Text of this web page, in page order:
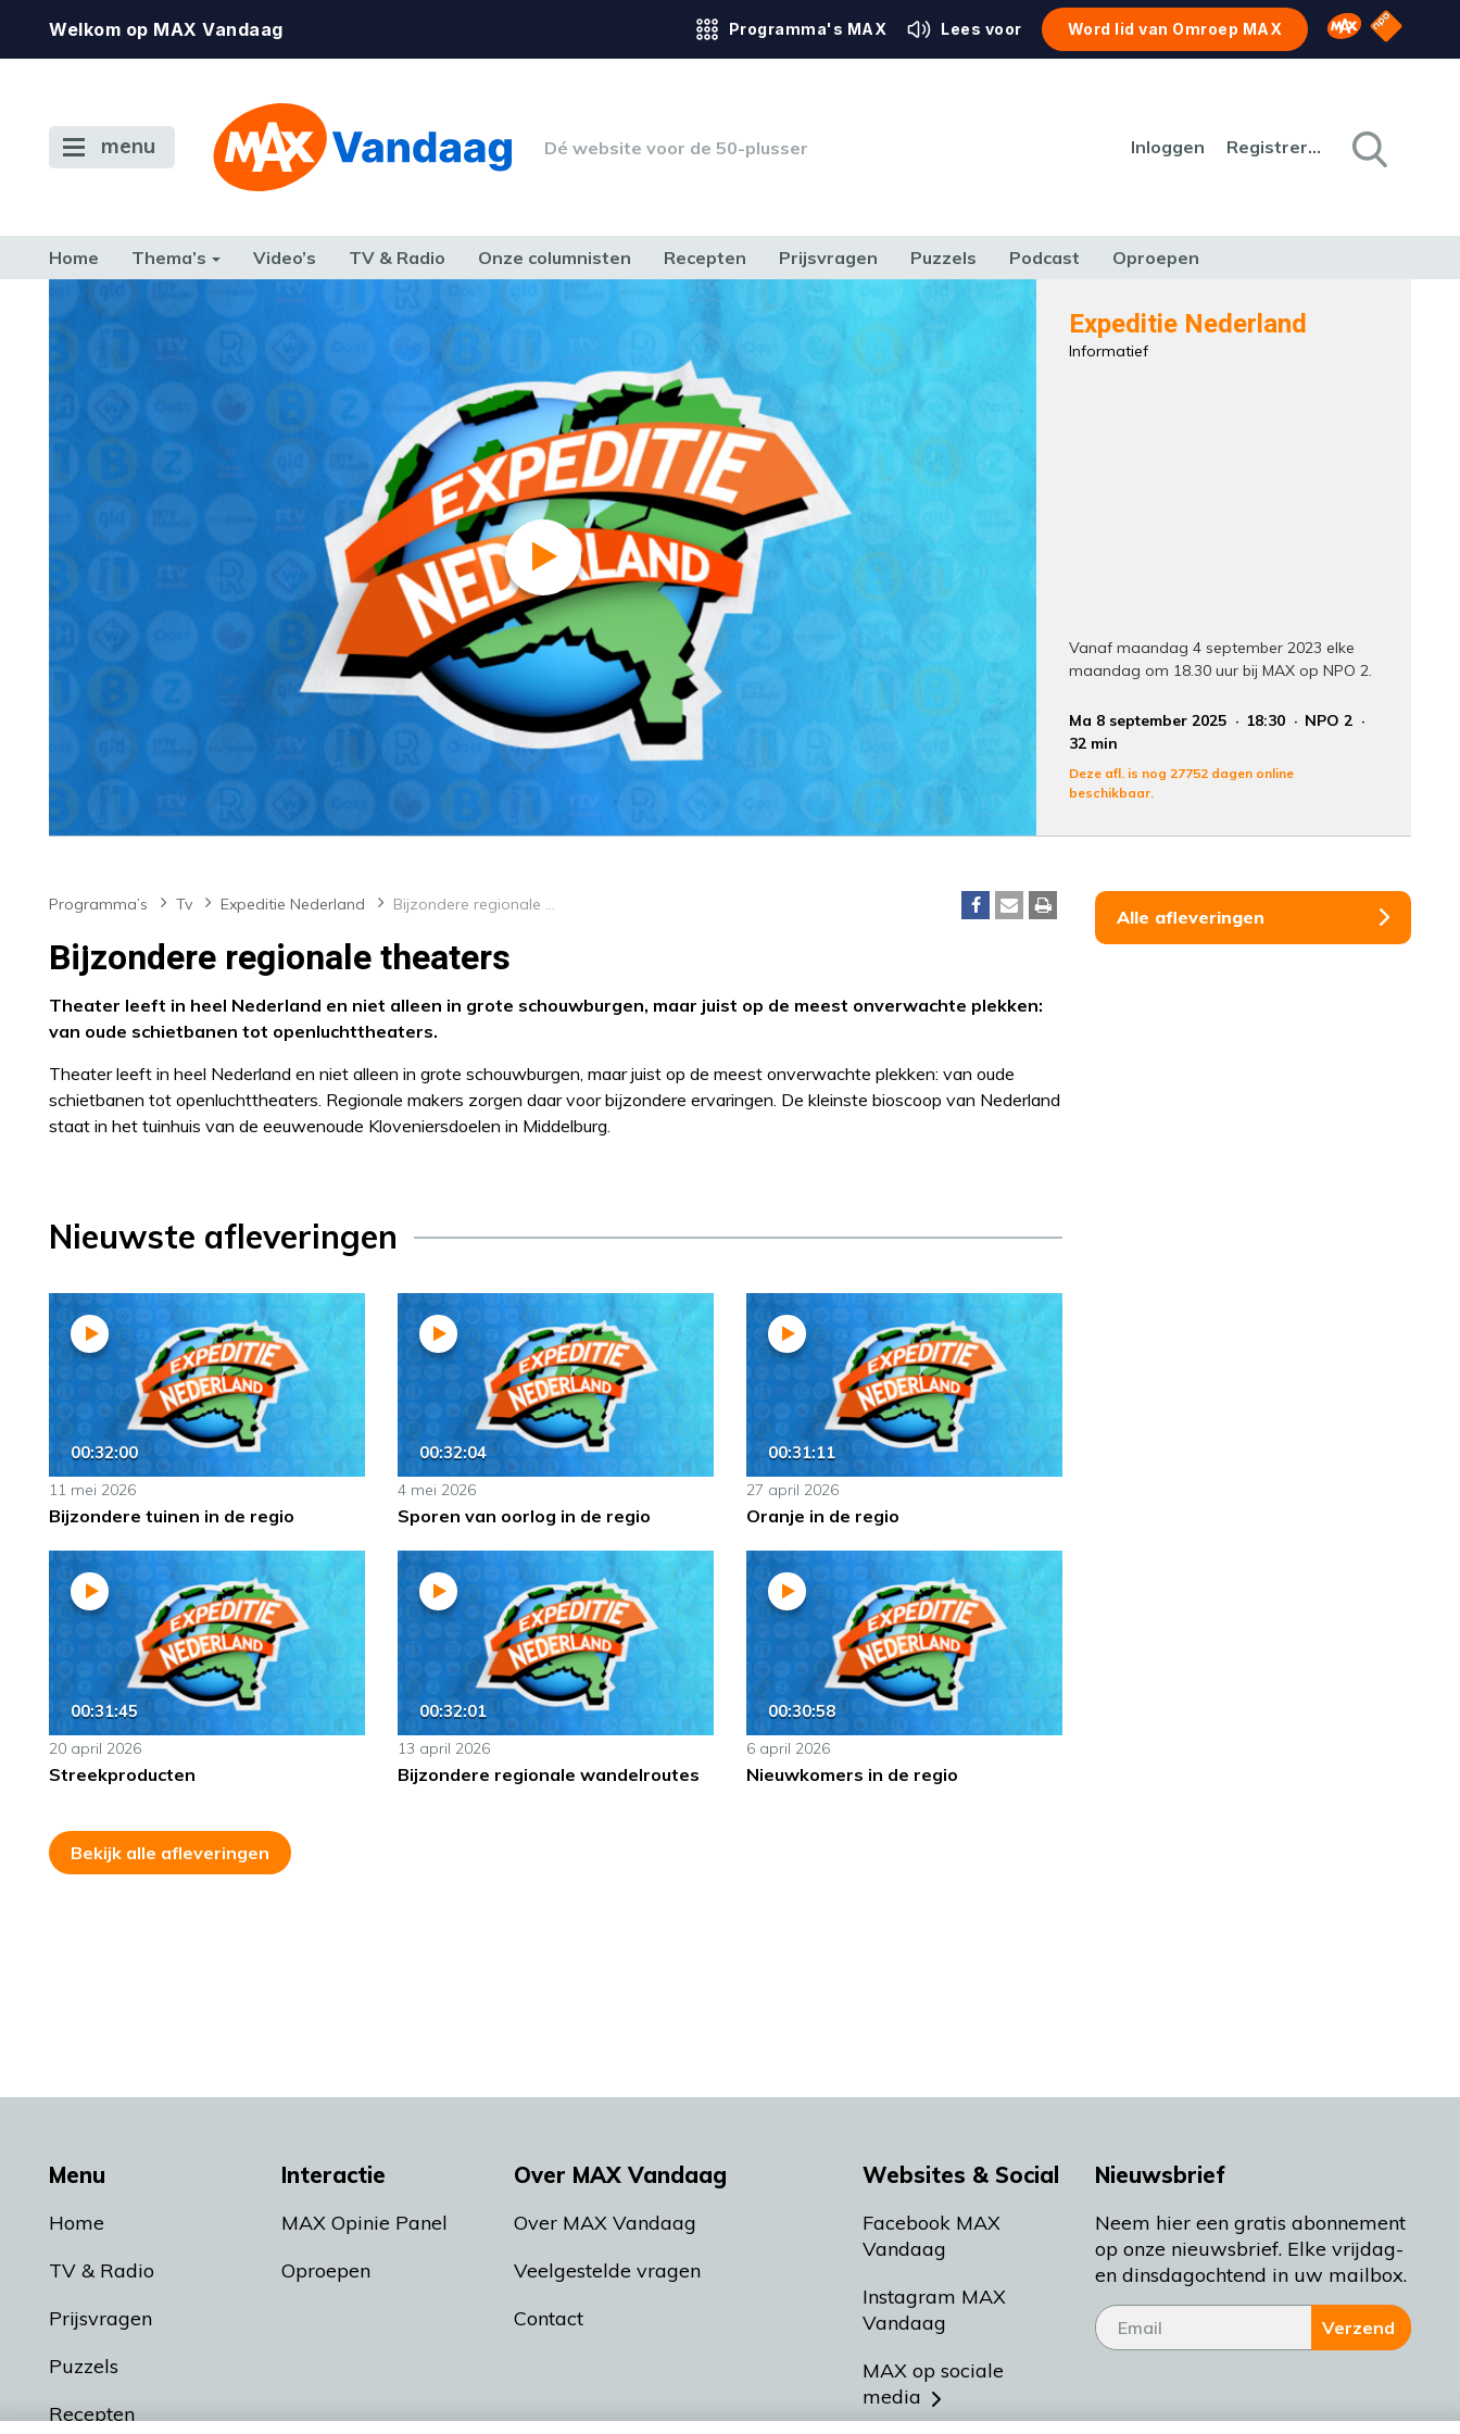
Welkom op MAX Vandaag Programma's MAX Lees voor Word lid van Omroep MAX Omroep MAX
NPO
menu Dé website voor de 50-plusser Inloggen Registreren
Home Thema’s Video’s TV & Radio Onze columnisten Recepten Prijsvragen Puzzels Podcast Oproepen
CONSUMENT
Expeditie Nederland
Informatief
Vanaf maandag 4 september 2023 elke
maandag om 18.30 uur bij MAX op NPO 2.
Ma 8 september 2025 18:30
NPO 2
32 min
Deze afl. is nog 27752 dagen online
beschikbaar.
Programma’s Tv Expeditie Nederland Bijzondere regionale theaters
Bijzondere regionale theaters
Theater leeft in heel Nederland en niet alleen in grote schouwburgen, maar juist op de meest onverwachte plekken:
van oude schietbanen tot openluchttheaters.
Theater leeft in heel Nederland en niet alleen in grote schouwburgen, maar juist op de meest onverwachte plekken: van oude
schietbanen tot openluchttheaters. Regionale makers zorgen daar voor bijzondere ervaringen. De kleinste bioscoop van Nederland
staat in het tuinhuis van de eeuwenoude Kloveniersdoelen in Middelburg.
Nieuwste afleveringen
00:32:00
11 mei 2026
Bijzondere tuinen in de regio
00:32:04
4 mei 2026
Sporen van oorlog in de regio
00:31:11
27 april 2026
Oranje in de regio
00:31:45
20 april 2026
Streekproducten
00:32:01
13 april 2026
Bijzondere regionale wandelroutes
00:30:58
6 april 2026
Nieuwkomers in de regio
Bekijk alle afleveringen
Alle afleveringen
Menu
Home
TV & Radio
Prijsvragen
Puzzels
Recepten
Interactie
MAX Opinie Panel
Oproepen
Over MAX Vandaag
Over MAX Vandaag
Veelgestelde vragen
Contact
Websites & Social
Facebook MAX
Vandaag
Instagram MAX
Vandaag
MAX op sociale
media
Nieuwsbrief
Neem hier een gratis abonnement
op onze nieuwsbrief. Elke vrijdag-
en dinsdagochtend in uw mailbox.
Verzend